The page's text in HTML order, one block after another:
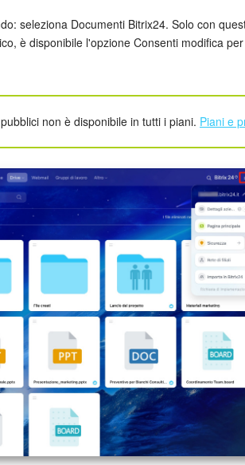
seleziona Documenti Bitrix24. Solo con
è disponibile l'opzione Consenti modifica
non è disponibile in tutti i piani. Piani e